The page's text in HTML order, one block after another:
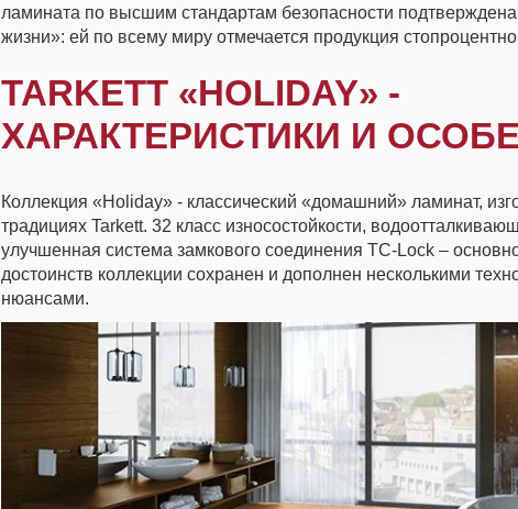
ламината по высшим стандартам безопасности
жизни»: ей по всему миру отмечается продукция
TARKETT «HOLIDAY» -
ХАРАКТЕРИСТИКИ И
Коллекция «Holiday» - классический «домашний» ламинат,
традициях Tarkett. 32 класс износостойкости,
улучшенная система замкового соединения TC-Lock –
достоинств коллекции сохранен и дополнен несколькими
нюансами.